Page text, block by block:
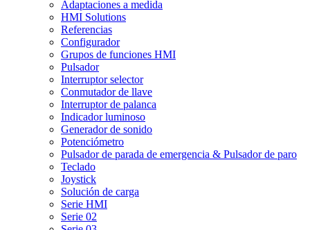
Adaptaciones a medida
HMI Solutions
Referencias
Configurador
Grupos de funciones HMI
Pulsador
Interruptor selector
Conmutador de llave
Interruptor de palanca
Indicador luminoso
Generador de sonido
Potenciómetro
Pulsador de parada de emergencia & Pulsador de paro
Teclado
Joystick
Solución de carga
Serie HMI
Serie 02